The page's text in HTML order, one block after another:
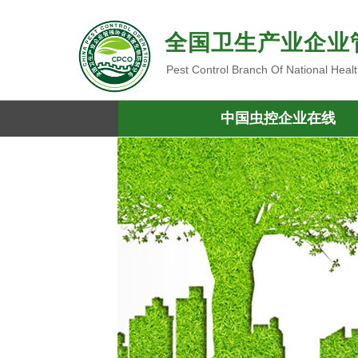
全国卫生产业企
Pest Control Branch Of National
中国虫控企业在线